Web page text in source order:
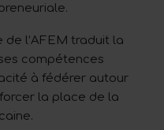
l’AFEM traduit la
compétences
à fédérer autour
la place de la